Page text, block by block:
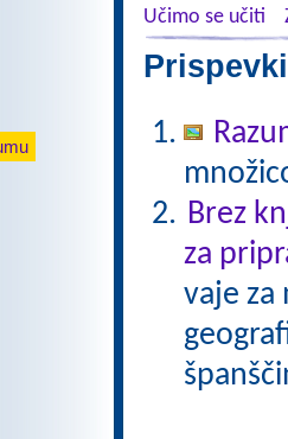
Učimo se učiti
Brez
za
vaje za